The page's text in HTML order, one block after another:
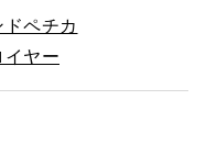
ドペチカ
イヤー